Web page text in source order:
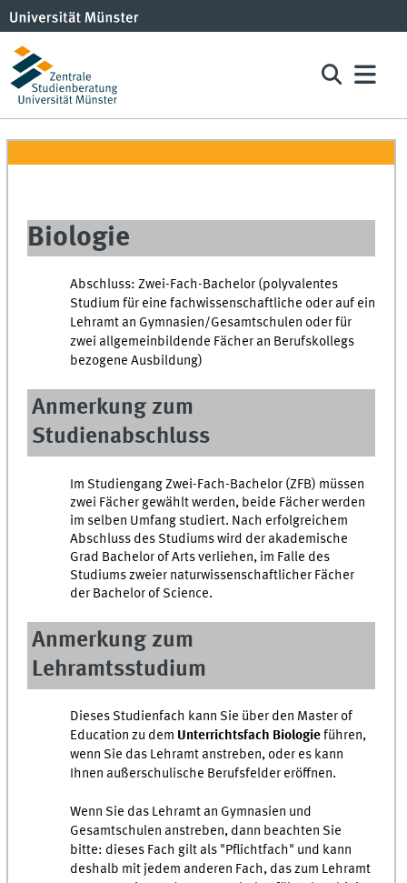
Biologie
Abschluss: Zwei-Fach-Bachelor (polyvalentes
Studium für eine fachwissenschaftliche oder auf ein
Lehramt an Gymnasien/Gesamtschulen oder für
zwei allgemeinbildende Fächer an Berufskollegs
bezogene Ausbildung)
Anmerkung zum
Studienabschluss
Im Studiengang Zwei-Fach-Bachelor (ZFB) müssen
zwei Fächer gewählt werden, beide Fächer werden
im selben Umfang studiert. Nach erfolgreichem
Abschluss des Studiums wird der akademische
Grad Bachelor of Arts verliehen, im Falle des
Studiums zweier naturwissenschaftlicher Fächer
der Bachelor of Science.
Anmerkung zum
Lehramtsstudium
Dieses Studienfach kann Sie über den Master of
Education zu dem Unterrichtsfach Biologieführen,
wenn Sie das Lehramt anstreben, oder es kann
Ihnen außerschulische Berufsfelder eröffnen.
Wenn Sie das Lehramt an Gymnasien und
Gesamtschulen anstreben, dann beachten Sie
bitte: dieses Fach gilt als "Pflichtfach" und kann
deshalb mit jedem anderen Fach, das zum Lehramt